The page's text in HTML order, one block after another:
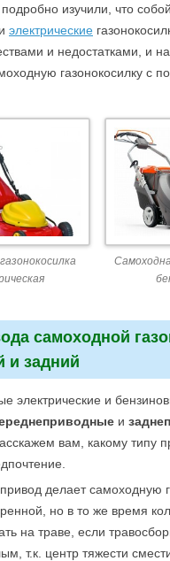
изучили, что
и электрические
и недостатками, и на
газонокосилку с
самоходной
и задний
электрические и
и
вам, какому типу
делает самоходную
но в то же время
на траве, если
т.к. центр тяжести